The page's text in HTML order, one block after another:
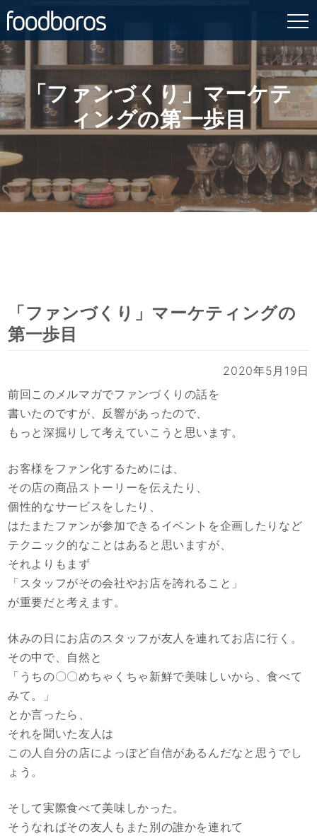
Skip
to
content
「ファンづくり」マーケテ
ィングの第一歩目
「ファンづくり」マーケティングの
第一歩目
2020年5月19日
前回このメルマガでファンづくりの話を
書いたのですが、反響があったので、
もっと深掘りして考えていこうと思います。
お客様をファン化するためには、
その店の商品ストーリーを伝えたり、
個性的なサービスをしたり、
はたまたファンが参加できるイベントを企画したりなど
テクニック的なことはあると思いますが、
それよりもまず
「スタッフがその会社やお店を誇れること」
が重要だと考えます。
休みの日にお店のスタッフが友人を連れてお店に行く。
その中で、自然と
「うちの〇〇めちゃくちゃ新鮮で美味しいから、食べて
みて。」
とか言ったら、
それを聞いた友人は
この人自分の店によっぽど自信があるんだなと思うでし
ょう。
そして実際食べて美味しかった。
そうなればその友人もまた別の誰かを連れて